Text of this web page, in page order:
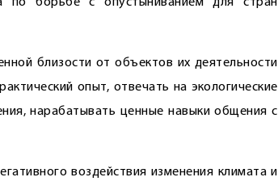
близости от объектов их деятельности
опыт, отвечать на экологические
нарабатывать ценные навыки общения с
воздействия изменения климата и